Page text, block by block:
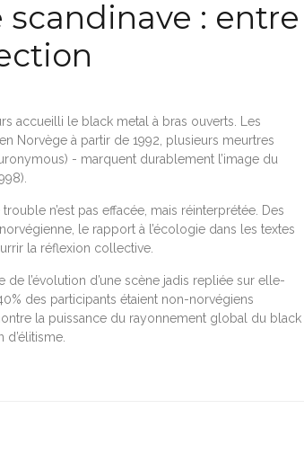
: entre
accueilli le black metal à bras ouverts. Les
Norvège à partir de 1992, plusieurs meurtres
- marquent durablement l’image du
n’est pas effacée, mais réinterprétée. Des
le rapport à l’écologie dans les textes
la réflexion collective.
l’évolution d’une scène jadis repliée sur elle-
des participants étaient non-norvégiens
la puissance du rayonnement global du black